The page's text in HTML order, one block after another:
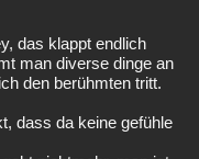
das klappt endlich
man diverse dinge an
den berühmten tritt.
dass da keine gefühle